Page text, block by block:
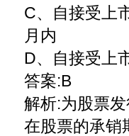
C、自接受上
月内
D、自接受上
答案:B
解析:为股票
在股票的承销